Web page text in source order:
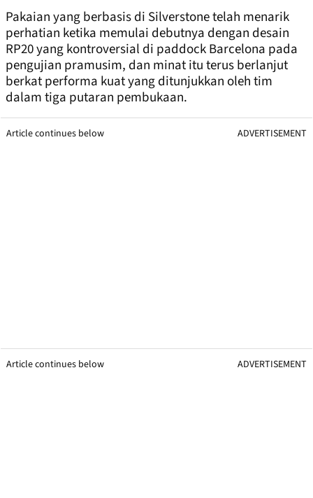
Pakaian yang berbasis di Silverstone telah menarik
perhatian ketika memulai debutnya dengan desain
RP20 yang kontroversial di paddock Barcelona pada
pengujian pramusim, dan minat itu terus berlanjut
berkat performa kuat yang ditunjukkan oleh tim
dalam tiga putaran pembukaan.
Article continues below ADVERTISEMENT
Article continues below ADVERTISEMENT